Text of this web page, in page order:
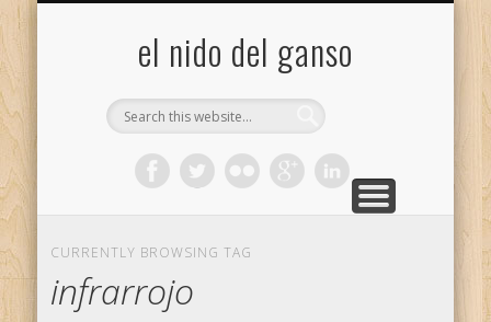
el nido del ganso
CURRENTLY BROWSING TAG
infrarrojo